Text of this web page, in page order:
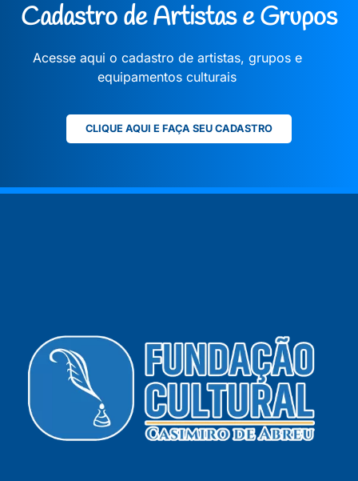
Cadastro de Artistas e Grupos
Acesse aqui o cadastro de artistas, grupos e
equipamentos culturais
CLIQUE AQUI E FAÇA SEU CADASTRO